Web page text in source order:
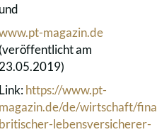
und
magazin.de
(veröffentlicht am
23.05.2019)
Link:https://www.pt-
magazin.de/de/wirtschaft/
britischer-lebensversicherer-